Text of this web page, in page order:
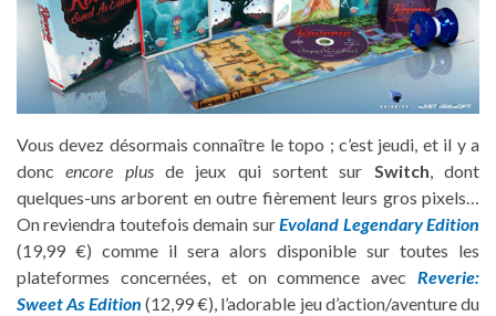
Vous devez désormais connaître le topo ; c’est jeudi, et il y a
doncencore plusde jeux qui sortent sur Switch, dont
quelques-uns arborent en outre fièrement leurs gros pixels…
On reviendra toutefois demain surEvoland Legendary Edition
(19,99 €) comme il sera alors disponible sur toutes les
plateformes concernées, et on commence avec Reverie:
Sweet As Edition (12,99 €), l’adorable jeu d’action/aventure du